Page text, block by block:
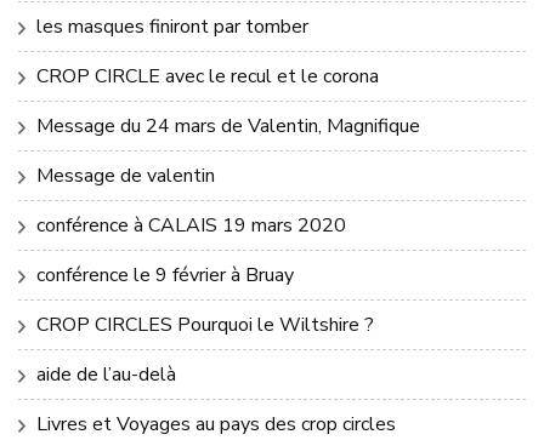
les masques finiront par tomber
CROP CIRCLE avec le recul et le corona
Message du 24 mars de Valentin, Magnifique
Message de valentin
conférence à CALAIS 19 mars 2020
conférence le 9 février à Bruay
CROP CIRCLES Pourquoi le Wiltshire ?
aide de l’au-delà
Livres et Voyages au pays des crop circles